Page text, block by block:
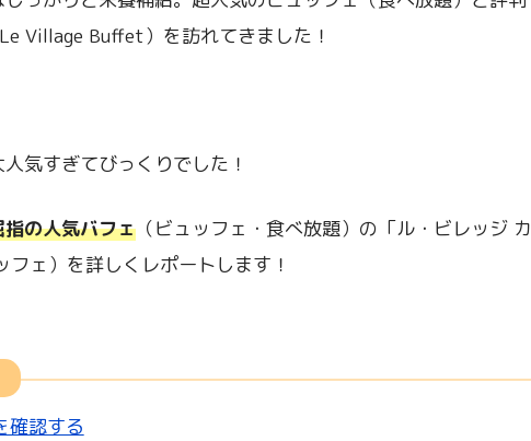
Le Village Buffet）を訪れてきました！
気すぎてびっくりでした！
の人気バフェ （ビュッフェ・食べ放題）の「ル・ビレッジ カ
ェ）を詳しくレポートします！
確認する